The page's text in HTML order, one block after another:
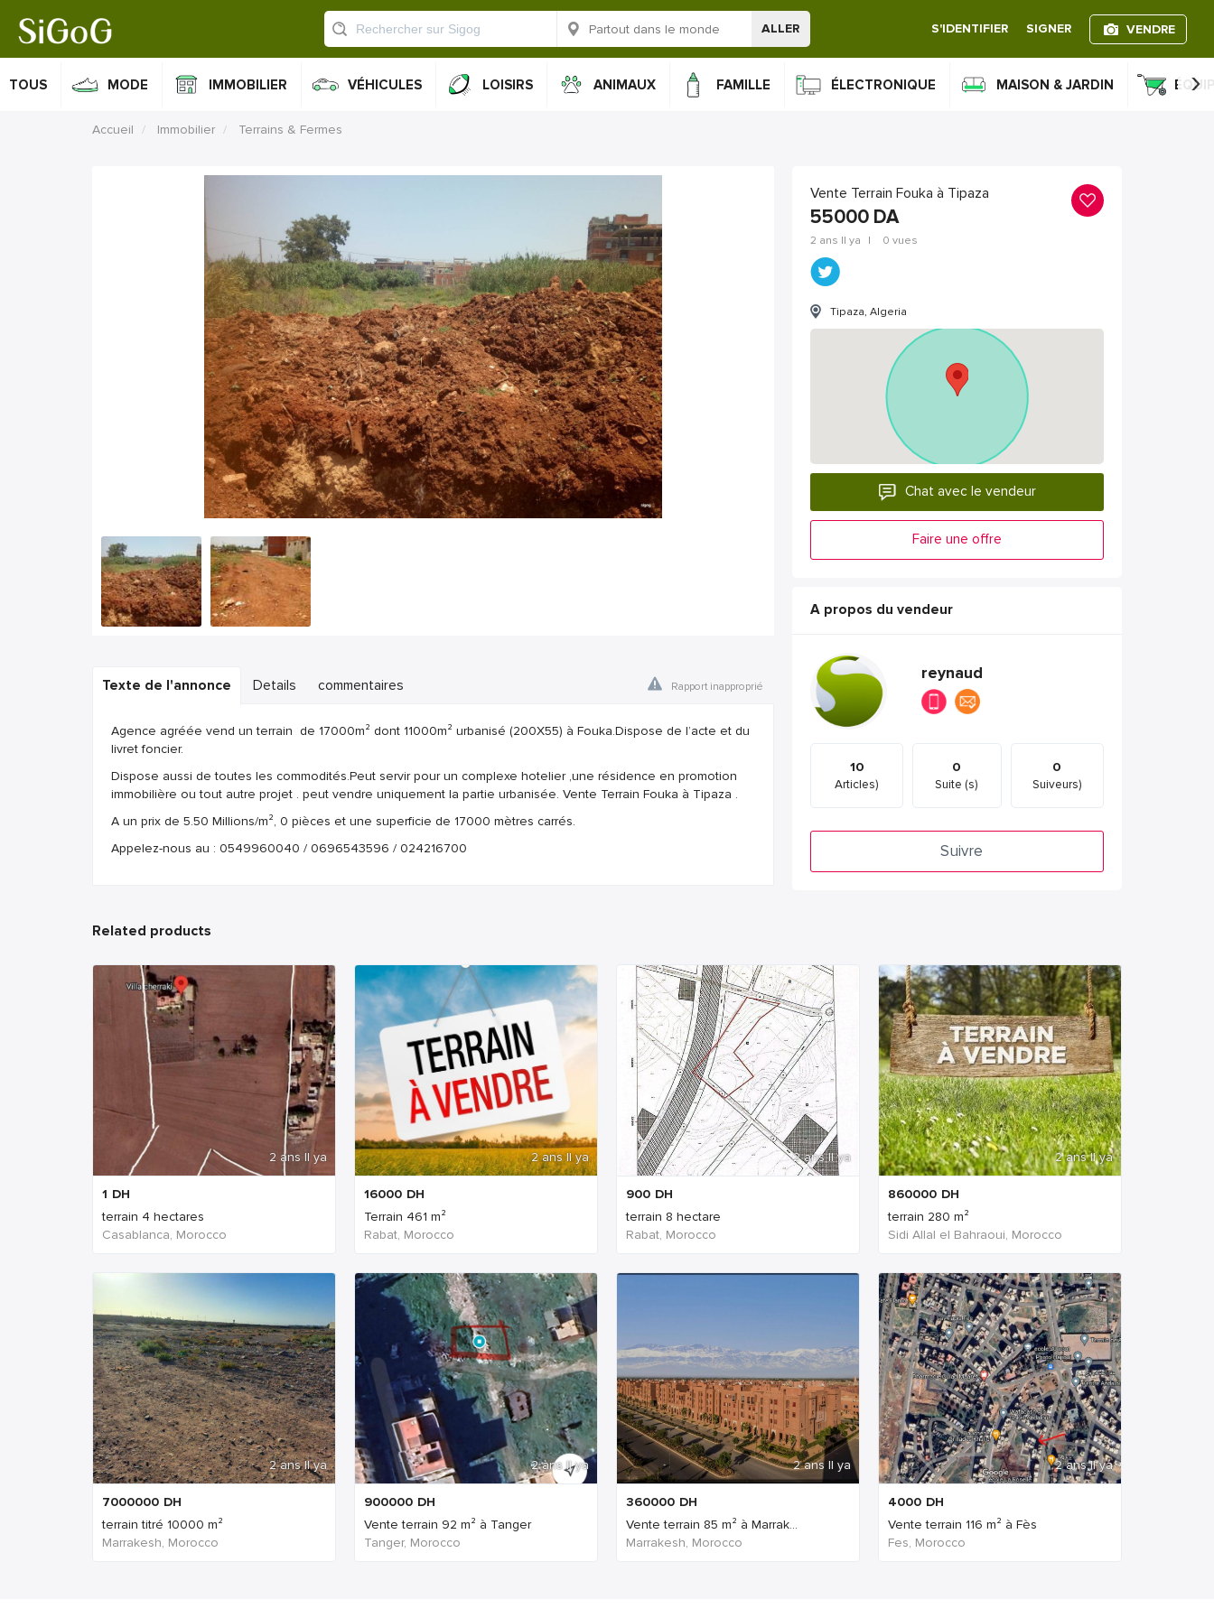
ALLER S'IDENTIFIER SIGNER VENDRE
TOUS MODE IMMOBILIER VÉHICULES LOISIRS ANIMAUX FAMILLE ÉLECTRONIQUE MAISON & JARDIN ›
Accueil Immobilier Terrains & Fermes
Texte de l'annonce Details commentaires Rapport inapproprié
Agence agréée vend un terrain de 17000m² dont 11000m² urbanisé (200X55) à Fouka.Dispose de l’acte et du
livret foncier.
Dispose aussi de toutes les commodités.Peut servir pour un complexe hotelier ,une résidence en promotion
immobilière ou tout autre projet . peut vendre uniquement la partie urbanisée. Vente Terrain Fouka à Tipaza .
A un prix de 5.50 Millions/m², 0 pièces et une superficie de 17000 mètres carrés.
Appelez-nous au : 0549960040 / 0696543596 / 024216700
Vente Terrain Fouka à Tipaza
55000 DA
2 ans Il ya | 0 vues
Tipaza, Algeria
Chat avec le vendeur
Faire une offre
A propos du vendeur
reynaud
10
Articles)
0
Suite (s)
0
Suiveurs)
Suivre
Related products
2 ans Il ya
1 DH
terrain 4 hectares
Casablanca, Morocco
2 ans Il ya
16000 DH
Terrain 461 m²
Rabat, Morocco
2 ans Il ya
900 DH
terrain 8 hectare
Rabat, Morocco
2 ans Il ya
860000 DH
terrain 280 m²
Sidi Allal el Bahraoui, Morocco
2 ans Il ya
7000000 DH
terrain titré 10000 m²
Marrakesh, Morocco
2 ans Il ya
900000 DH
Vente terrain 92 m² à Tanger
Tanger, Morocco
2 ans Il ya
360000 DH
Vente terrain 85 m² à Marrak...
Marrakesh, Morocco
2 ans Il ya
4000 DH
Vente terrain 116 m² à Fès
Fes, Morocco